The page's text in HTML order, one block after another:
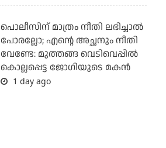
പൊലീസിന് മാത്രം നീതി ലഭിച്ചാല്‍
പോരല്ലോ; എന്റെ അച്ഛനും നീതി
വേണ്ടേ: മുത്തങ്ങ വെടിവെപ്പില്‍
കൊല്ലപ്പെട്ട ജോഗിയുടെ മകന്‍
1 day ago